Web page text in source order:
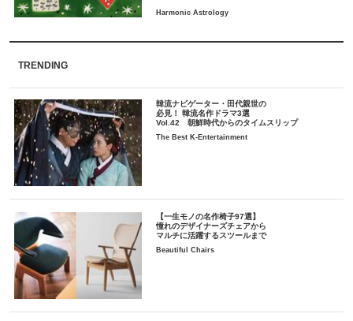
TRENDING
韓流ナビゲーター・田代親世の
必見！ 韓流名作ドラマ3選
Vol.42 朝鮮時代からのタイムスリップ
The Best K-Entertainment
【一生モノの名作椅子97選】
憧れのデザイナーズチェアから
マルチに活躍するスツールまで
Beautiful Chairs